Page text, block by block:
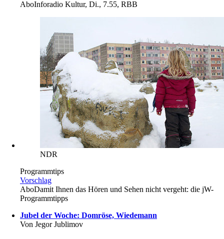
AboInforadio Kultur, Di., 7.55, RBB
NDR
Programmtips
Vorschlag
AboDamit Ihnen das Hören und Sehen nicht vergeht: die jW-
Programmtipps
Jubel der Woche: Domröse, Wiedemann
Von Jegor Jublimov